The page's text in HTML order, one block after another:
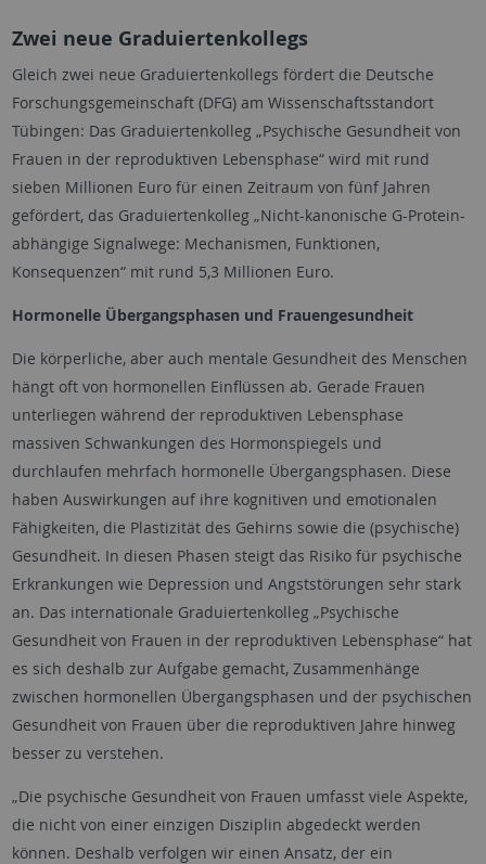
Zwei neue Graduiertenkollegs
Gleich zwei neue Graduiertenkollegs fördert die Deutsche
Forschungsgemeinschaft (DFG) am Wissenschaftsstandort
Tübingen: Das Graduiertenkolleg „Psychische Gesundheit von
Frauen in der reproduktiven Lebensphase“ wird mit rund
sieben Millionen Euro für einen Zeitraum von fünf Jahren
gefördert, das Graduiertenkolleg „Nicht-kanonische G-Protein-
abhängige Signalwege: Mechanismen, Funktionen,
Konsequenzen“ mit rund 5,3 Millionen Euro.
Hormonelle Übergangsphasen und Frauengesundheit
Die körperliche, aber auch mentale Gesundheit des Menschen
hängt oft von hormonellen Einflüssen ab. Gerade Frauen
unterliegen während der reproduktiven Lebensphase
massiven Schwankungen des Hormonspiegels und
durchlaufen mehrfach hormonelle Übergangsphasen. Diese
haben Auswirkungen auf ihre kognitiven und emotionalen
Fähigkeiten, die Plastizität des Gehirns sowie die (psychische)
Gesundheit. In diesen Phasen steigt das Risiko für psychische
Erkrankungen wie Depression und Angststörungen sehr stark
an. Das internationale Graduiertenkolleg „Psychische
Gesundheit von Frauen in der reproduktiven Lebensphase“ hat
es sich deshalb zur Aufgabe gemacht, Zusammenhänge
zwischen hormonellen Übergangsphasen und der psychischen
Gesundheit von Frauen über die reproduktiven Jahre hinweg
besser zu verstehen.
„Die psychische Gesundheit von Frauen umfasst viele Aspekte,
die nicht von einer einzigen Disziplin abgedeckt werden
können. Deshalb verfolgen wir einen Ansatz, der ein